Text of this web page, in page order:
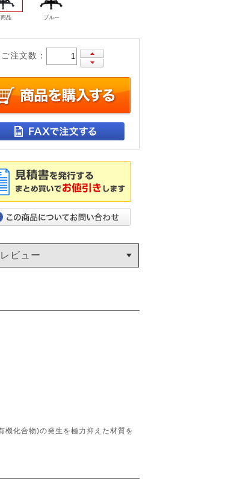
品 ブルー
ご注文数：
レビュー
機化合物)の発生を極力抑えた材質を